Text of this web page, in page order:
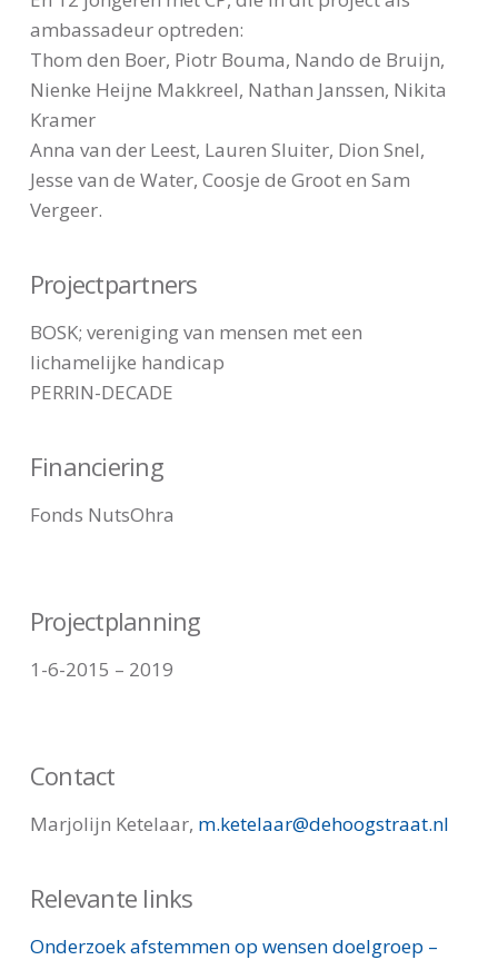
ambassadeur optreden:
Thom den Boer, Piotr Bouma, Nando de Bruijn,
Nienke Heijne Makkreel, Nathan Janssen, Nikita
Kramer
Anna van der Leest, Lauren Sluiter, Dion Snel,
Jesse van de Water, Coosje de Groot en Sam
Vergeer.
Projectpartners
BOSK; vereniging van mensen met een
lichamelijke handicap
PERRIN-DECADE
Financiering
Fonds NutsOhra
Projectplanning
1-6-2015 – 2019
Contact
Marjolijn Ketelaar, m.ketelaar@dehoogstraat.nl
Relevante links
Onderzoek afstemmen op wensen doelgroep –